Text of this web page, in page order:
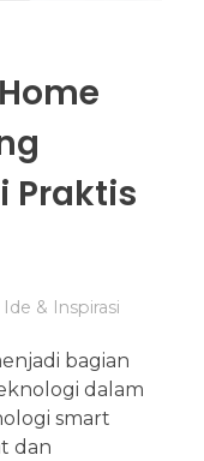
Praktis
Ide & Inspirasi
bagian
dalam
smart
dan